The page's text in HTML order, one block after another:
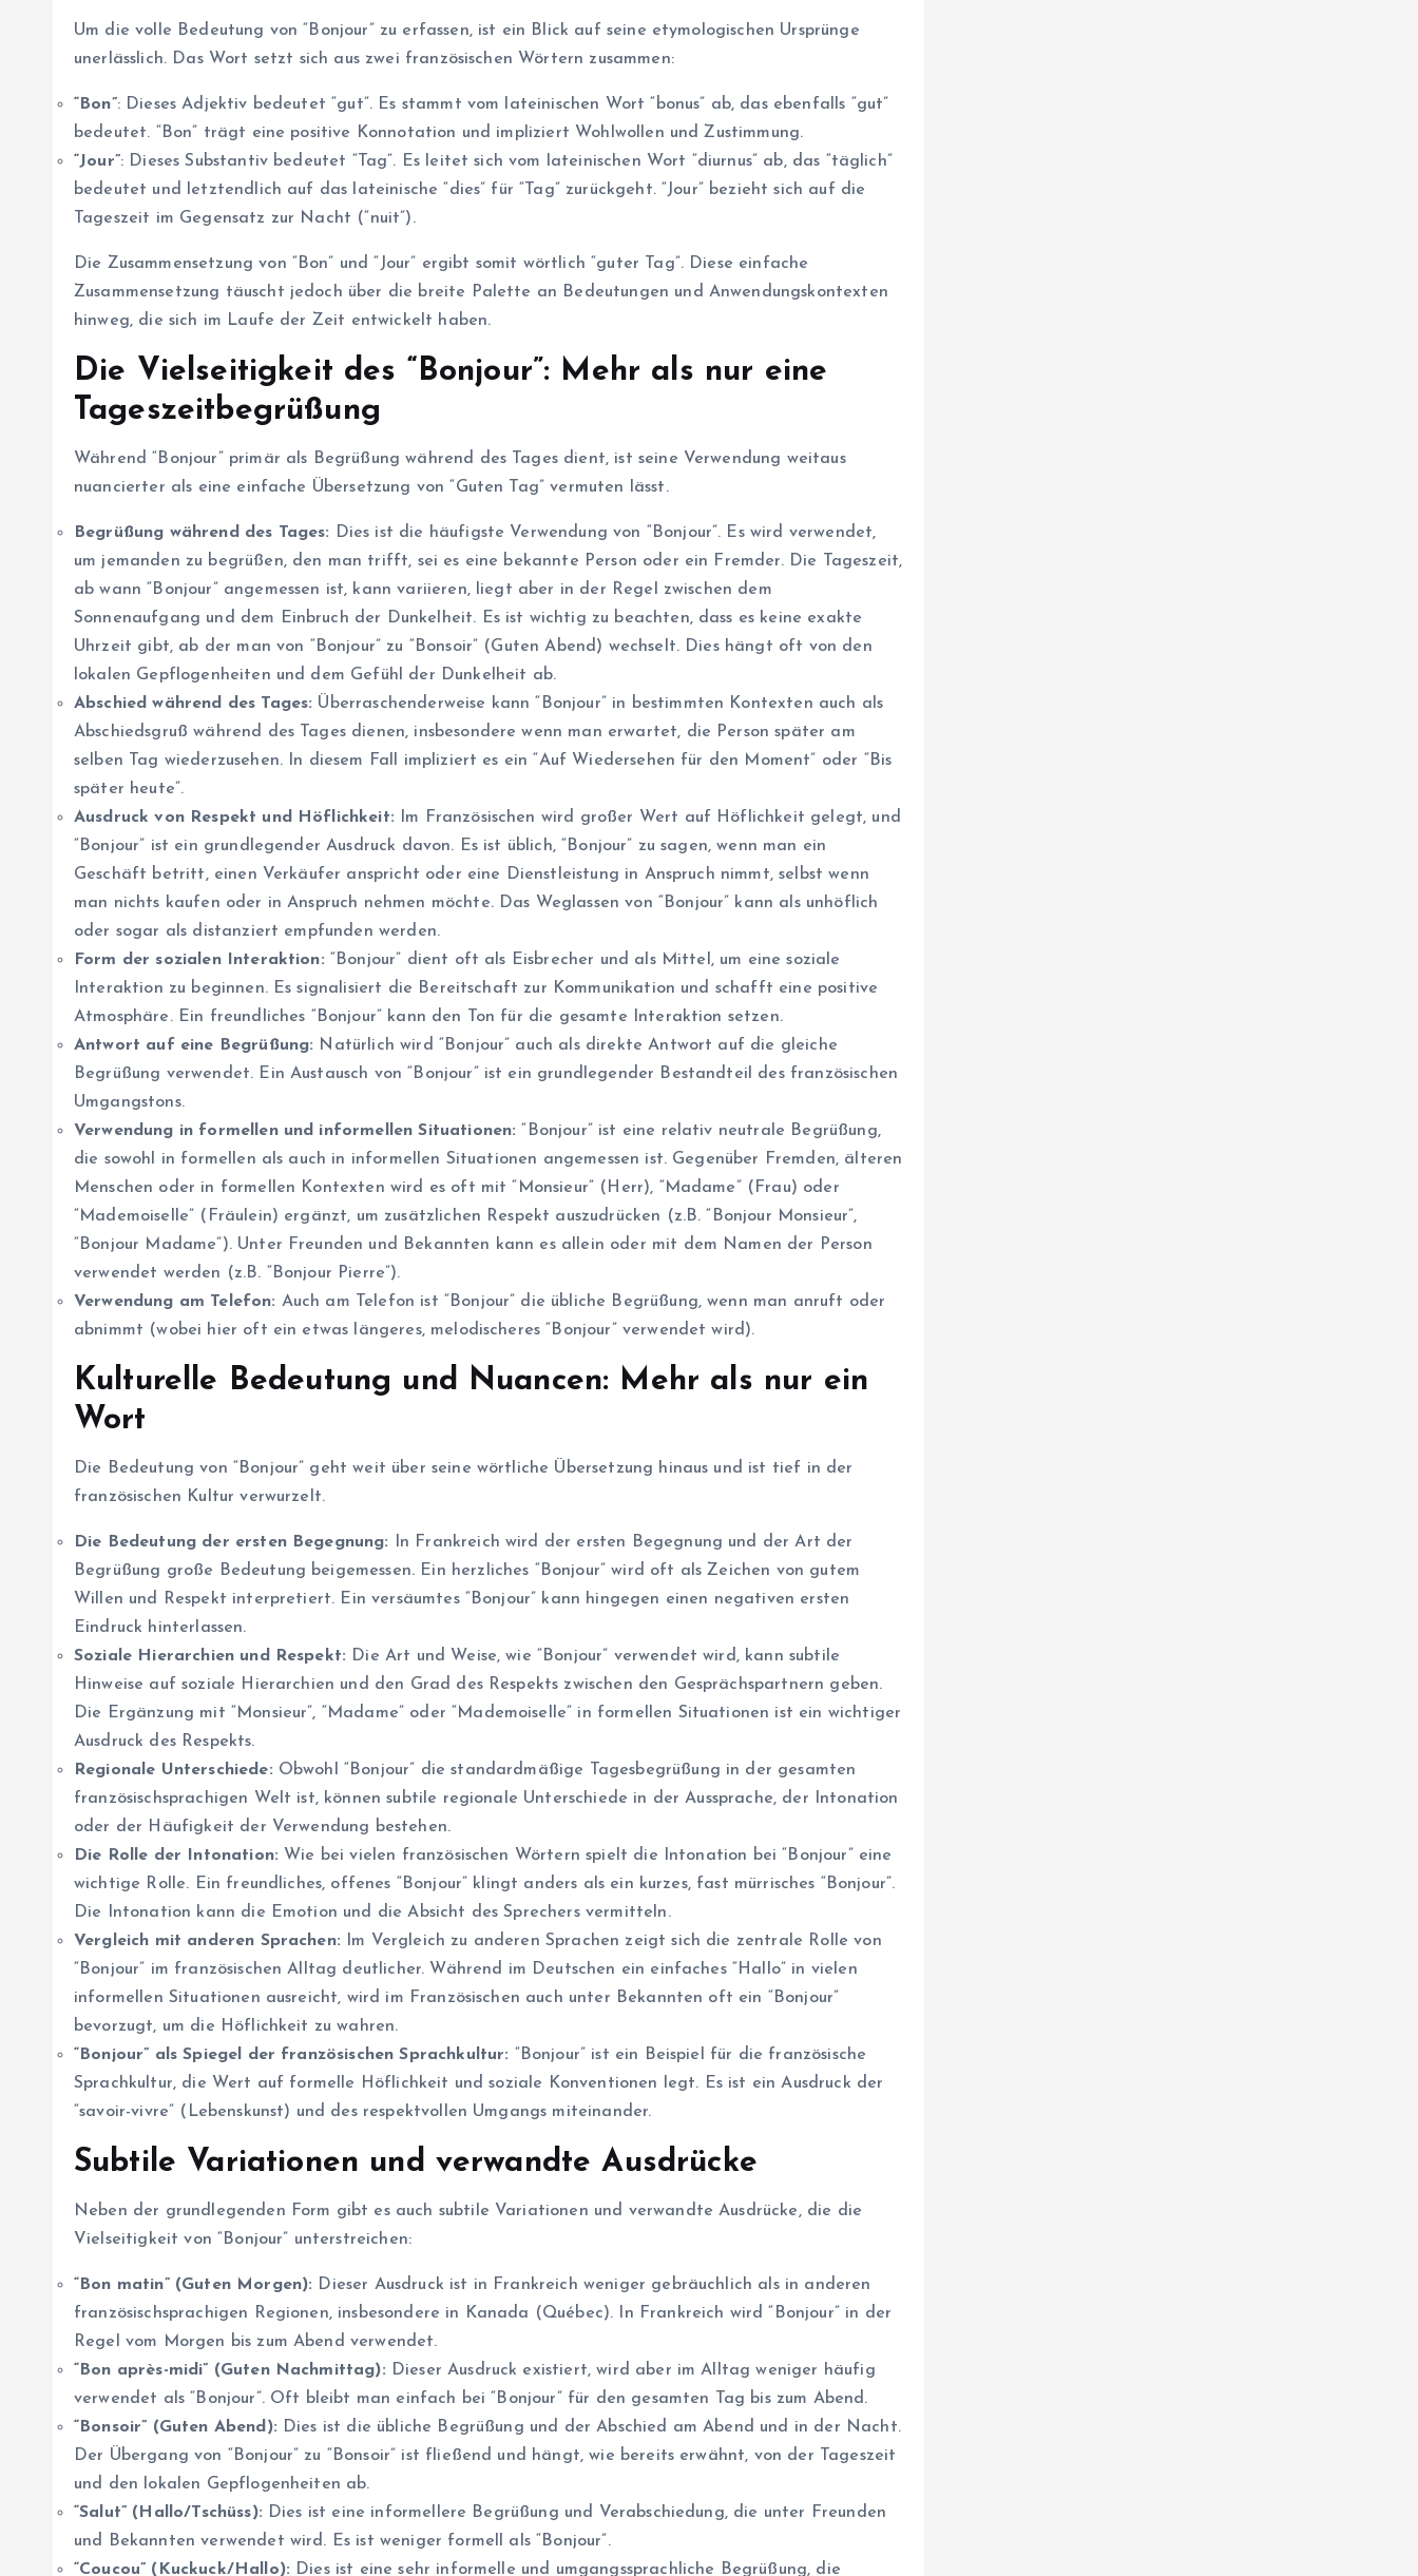
Um die volle Bedeutung von “Bonjour” zu erfassen, ist ein Blick auf seine etymologischen Ursprünge
unerlässlich. Das Wort setzt sich aus zwei französischen Wörtern zusammen:
“Bon”: Dieses Adjektiv bedeutet “gut”. Es stammt vom lateinischen Wort “bonus” ab, das ebenfalls “gut”
bedeutet. “Bon” trägt eine positive Konnotation und impliziert Wohlwollen und Zustimmung.
“Jour”: Dieses Substantiv bedeutet “Tag”. Es leitet sich vom lateinischen Wort “diurnus” ab, das “täglich”
bedeutet und letztendlich auf das lateinische “dies” für “Tag” zurückgeht. “Jour” bezieht sich auf die
Tageszeit im Gegensatz zur Nacht (“nuit”).
Die Zusammensetzung von “Bon” und “Jour” ergibt somit wörtlich “guter Tag”. Diese einfache
Zusammensetzung täuscht jedoch über die breite Palette an Bedeutungen und Anwendungskontexten
hinweg, die sich im Laufe der Zeit entwickelt haben.
Die Vielseitigkeit des “Bonjour”: Mehr als nur eine
Tageszeitbegrüßung
Während “Bonjour” primär als Begrüßung während des Tages dient, ist seine Verwendung weitaus
nuancierter als eine einfache Übersetzung von “Guten Tag” vermuten lässt.
Begrüßung während des Tages: Dies ist die häufigste Verwendung von “Bonjour”. Es wird verwendet,
um jemanden zu begrüßen, den man trifft, sei es eine bekannte Person oder ein Fremder. Die Tageszeit,
ab wann “Bonjour” angemessen ist, kann variieren, liegt aber in der Regel zwischen dem
Sonnenaufgang und dem Einbruch der Dunkelheit. Es ist wichtig zu beachten, dass es keine exakte
Uhrzeit gibt, ab der man von “Bonjour” zu “Bonsoir” (Guten Abend) wechselt. Dies hängt oft von den
lokalen Gepflogenheiten und dem Gefühl der Dunkelheit ab.
Abschied während des Tages: Überraschenderweise kann “Bonjour” in bestimmten Kontexten auch als
Abschiedsgruß während des Tages dienen, insbesondere wenn man erwartet, die Person später am
selben Tag wiederzusehen. In diesem Fall impliziert es ein “Auf Wiedersehen für den Moment” oder “Bis
später heute”.
Ausdruck von Respekt und Höflichkeit: Im Französischen wird großer Wert auf Höflichkeit gelegt, und
“Bonjour” ist ein grundlegender Ausdruck davon. Es ist üblich, “Bonjour” zu sagen, wenn man ein
Geschäft betritt, einen Verkäufer anspricht oder eine Dienstleistung in Anspruch nimmt, selbst wenn
man nichts kaufen oder in Anspruch nehmen möchte. Das Weglassen von “Bonjour” kann als unhöflich
oder sogar als distanziert empfunden werden.
Form der sozialen Interaktion: “Bonjour” dient oft als Eisbrecher und als Mittel, um eine soziale
Interaktion zu beginnen. Es signalisiert die Bereitschaft zur Kommunikation und schafft eine positive
Atmosphäre. Ein freundliches “Bonjour” kann den Ton für die gesamte Interaktion setzen.
Antwort auf eine Begrüßung: Natürlich wird “Bonjour” auch als direkte Antwort auf die gleiche
Begrüßung verwendet. Ein Austausch von “Bonjour” ist ein grundlegender Bestandteil des französischen
Umgangstons.
Verwendung in formellen und informellen Situationen: “Bonjour” ist eine relativ neutrale Begrüßung,
die sowohl in formellen als auch in informellen Situationen angemessen ist. Gegenüber Fremden, älteren
Menschen oder in formellen Kontexten wird es oft mit “Monsieur” (Herr), “Madame” (Frau) oder
“Mademoiselle” (Fräulein) ergänzt, um zusätzlichen Respekt auszudrücken (z.B. “Bonjour Monsieur”,
“Bonjour Madame”). Unter Freunden und Bekannten kann es allein oder mit dem Namen der Person
verwendet werden (z.B. “Bonjour Pierre”).
Verwendung am Telefon: Auch am Telefon ist “Bonjour” die übliche Begrüßung, wenn man anruft oder
abnimmt (wobei hier oft ein etwas längeres, melodischeres “Bonjour” verwendet wird).
Kulturelle Bedeutung und Nuancen: Mehr als nur ein
Wort
Die Bedeutung von “Bonjour” geht weit über seine wörtliche Übersetzung hinaus und ist tief in der
französischen Kultur verwurzelt.
Die Bedeutung der ersten Begegnung:
In Frankreich wird der ersten Begegnung und der Art der
Begrüßung große Bedeutung beigemessen. Ein herzliches “Bonjour” wird oft als Zeichen von gutem
Willen und Respekt interpretiert. Ein versäumtes “Bonjour” kann hingegen einen negativen ersten
Eindruck hinterlassen.
Soziale Hierarchien und Respekt: Die Art und Weise, wie “Bonjour” verwendet wird, kann subtile
Hinweise auf soziale Hierarchien und den Grad des Respekts zwischen den Gesprächspartnern geben.
Die Ergänzung mit “Monsieur”, “Madame” oder “Mademoiselle” in formellen Situationen ist ein wichtiger
Ausdruck des Respekts.
Regionale Unterschiede: Obwohl “Bonjour” die standardmäßige Tagesbegrüßung in der gesamten
französischsprachigen Welt ist, können subtile regionale Unterschiede in der Aussprache, der Intonation
oder der Häufigkeit der Verwendung bestehen.
Die Rolle der Intonation: Wie bei vielen französischen Wörtern spielt die Intonation bei “Bonjour” eine
wichtige Rolle. Ein freundliches, offenes “Bonjour” klingt anders als ein kurzes, fast mürrisches “Bonjour”.
Die Intonation kann die Emotion und die Absicht des Sprechers vermitteln.
Vergleich mit anderen Sprachen: Im Vergleich zu anderen Sprachen zeigt sich die zentrale Rolle von
“Bonjour” im französischen Alltag deutlicher. Während im Deutschen ein einfaches “Hallo” in vielen
informellen Situationen ausreicht, wird im Französischen auch unter Bekannten oft ein “Bonjour”
bevorzugt, um die Höflichkeit zu wahren.
“Bonjour” als Spiegel der französischen Sprachkultur: “Bonjour” ist ein Beispiel für die französische
Sprachkultur, die Wert auf formelle Höflichkeit und soziale Konventionen legt. Es ist ein Ausdruck der
“savoir-vivre” (Lebenskunst) und des respektvollen Umgangs miteinander.
Subtile Variationen und verwandte Ausdrücke
Neben der grundlegenden Form gibt es auch subtile Variationen und verwandte Ausdrücke, die die
Vielseitigkeit von “Bonjour” unterstreichen:
“Bon matin” (Guten Morgen): Dieser Ausdruck ist in Frankreich weniger gebräuchlich als in anderen
französischsprachigen Regionen, insbesondere in Kanada (Québec). In Frankreich wird “Bonjour” in der
Regel vom Morgen bis zum Abend verwendet.
“Bon après-midi” (Guten Nachmittag): Dieser Ausdruck existiert, wird aber im Alltag weniger häufig
verwendet als “Bonjour”. Oft bleibt man einfach bei “Bonjour” für den gesamten Tag bis zum Abend.
“Bonsoir” (Guten Abend): Dies ist die übliche Begrüßung und der Abschied am Abend und in der Nacht.
Der Übergang von “Bonjour” zu “Bonsoir” ist fließend und hängt, wie bereits erwähnt, von der Tageszeit
und den lokalen Gepflogenheiten ab.
“Salut” (Hallo/Tschüss): Dies ist eine informellere Begrüßung und Verabschiedung, die unter Freunden
und Bekannten verwendet wird. Es ist weniger formell als “Bonjour”.
“Coucou” (Kuckuck/Hallo): Dies ist eine sehr informelle und umgangssprachliche Begrüßung, die